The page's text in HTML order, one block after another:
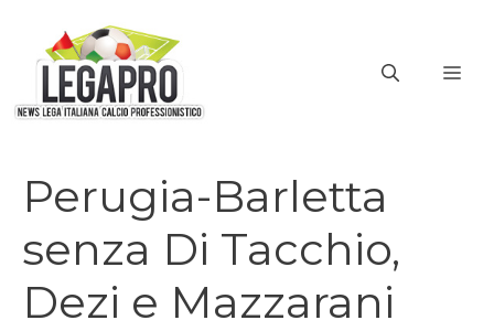
contenuto
Perugia-Barletta
senza Di Tacchio,
Dezi e Mazzarani